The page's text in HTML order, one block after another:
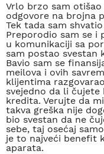
Vrlo brzo sam
odgovore na brojna
Tek tada sam
Preporodio sam se i
u komunikaciji sa
sam postao svestan
Bavio sam se
meilova i ovih
klijentima
svejedno da li
kredita. Verujte da
takva greška nije
bio svestan da ne
sebe, taj osećaj
je to najveći benefit
aparata.